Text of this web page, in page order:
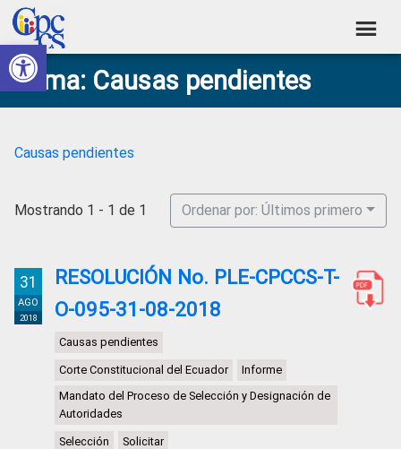
Abrir barra de herramientas
Skip
to
primary
navigation
Skip
to
main
content
Skip
to
primary
sidebar
Skip
to
footer
Consejo
de
Ciudadana
Control
Construyendo
Poder
Ciudadano
Tema: Causas pendientes
Causas pendientes
Mostrando 1 - 1 de 1 Ordenar por: Últimos primero
31
AGO
2018
RESOLUCIÓN No. PLE-CPCCS-T-
O-095-31-08-2018
Causas pendientes
Corte Constitucional del Ecuador
Informe
Mandato del Proceso de Selección y Designación de
Autoridades
Selección Solicitar